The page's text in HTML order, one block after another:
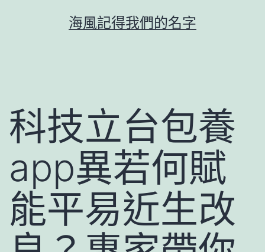
容
海風記得我們的名字
科技立台包養
app異若何賦
能平易近生改